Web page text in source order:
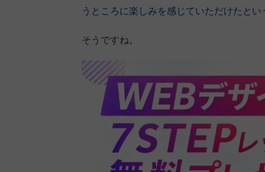
うところに楽しみを感じていただけたと
そうですね。